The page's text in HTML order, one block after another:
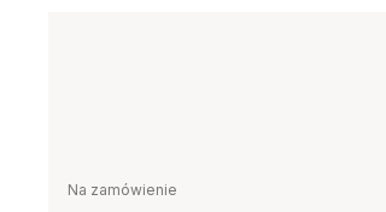
Na zamówienie